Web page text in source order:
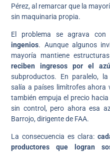
Pérez, al remarcar que la
sin maquinaria propia.
El problema se agrava con
ingenios. Aunque algunos
mayoría mantiene
reciben ingresos por el
subproductos. En paralelo,
salía a países limítrofes ahora
también empuja el precio
sin control, pero ahora esa
Barrojo, dirigente de FAA.
La consecuencia es clara:
productores que logran